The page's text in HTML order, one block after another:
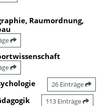
Raumordnung,
26 Einträge
113 Einträge